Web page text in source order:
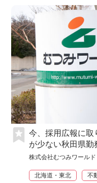
今、採用広報に
が少ない秋田県
株式会社むつみワールド
北海道・東北 不